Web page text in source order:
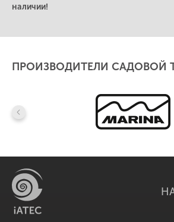
наличии!
ПРОИЗВОДИТЕЛИ САДОВОЙ